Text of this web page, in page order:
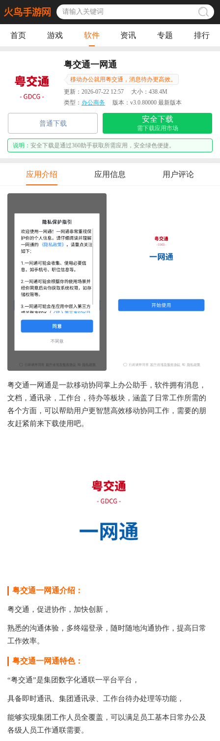
首页 游戏 软件 资讯 专题 排行
粤交通一网通
移动办公就用粤交通，消息待办更高效。
更新： 2026-07-22 12:57 大小： 438.4M
类型： 办公商务 版本： v3.0.80000 最新版本
普通下载
安全下载
需下载应用市场
说明： 安全下载是通过360助手获取所需应用，安全绿色便捷。
应用介绍 应用信息 用户评论
粤交通一网通是一款移动协同掌上办公助手，软件拥有消息，
文档，通讯录，工作台，待办等板块，涵盖了日常工作所需的
各个方面，可以帮助用户更智慧高效移动协同工作，需要的朋
友赶紧前来下载使用吧。
粤交通一网通介绍：
粤交通， 促进协作，加快创新，
熟悉的沟通体验，多终端登录，随时随地沟通协作，提高日常
工作效率。
粤交通一网通特色：
“粤交通”是集团数字化通联一平台平台，
具备即时通讯、集团通讯录、工作台待办处理等功能，
能够实现集团工作人员全覆盖，可以满足员工基本日常办公及
各级人员工作通联需要。